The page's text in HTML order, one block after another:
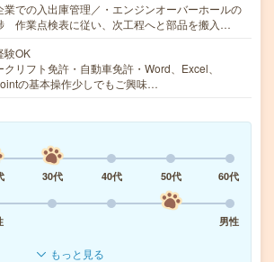
業での入出庫管理／・エンジンオーバーホールの
作業点検表に従い、次工程へと部品を搬入…
験OK
クリフト免許・自動車免許・Word、Excel、
の基本操作少しでもご興味…
30代 40代 50代
60代
男性
もっと見る